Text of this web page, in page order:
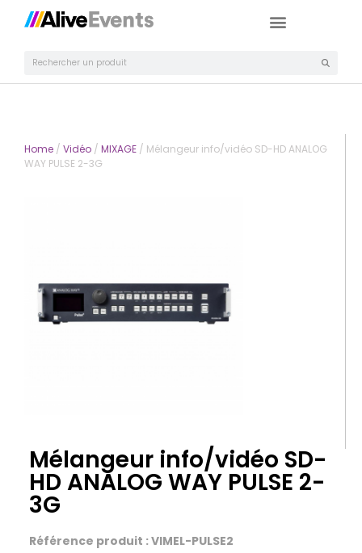
Home / Vidéo / MIXAGE / Mélangeur info/vidéo SD-HD ANALOG
WAY PULSE 2-3G
Mélangeur info/vidéo SD-
HD ANALOG WAY PULSE 2-
3G
Référence produit : VIMEL-PULSE2